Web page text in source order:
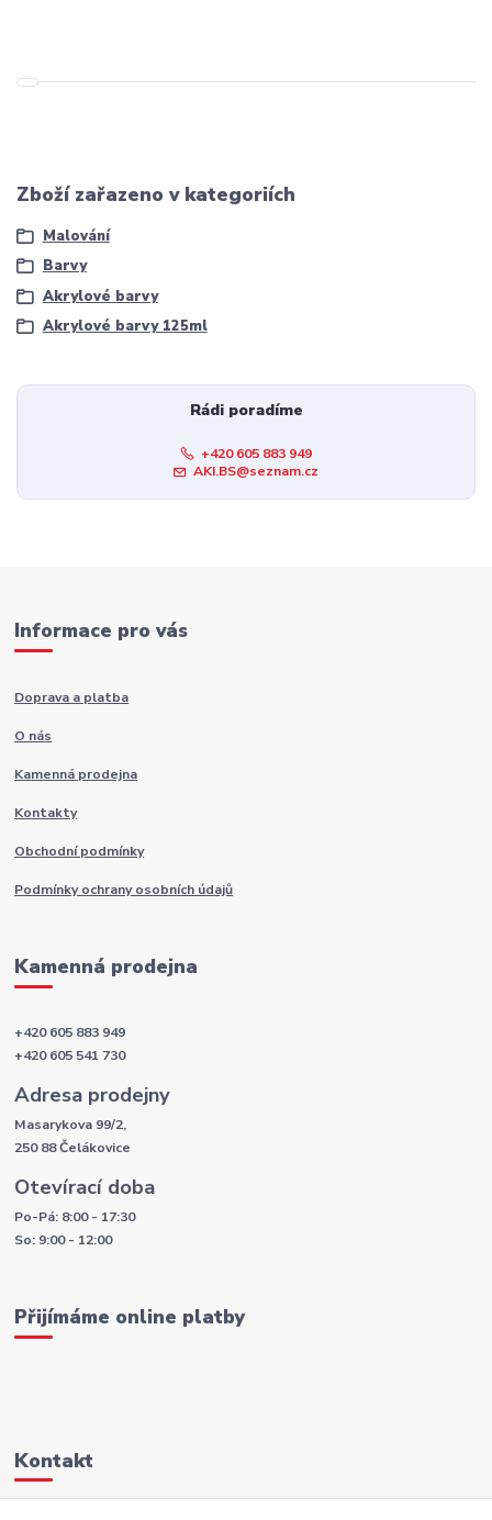
Zboží zařazeno v kategoriích
Malování
Barvy
Akrylové barvy
Akrylové barvy 125ml
Rádi poradíme
+420 605 883 949
AKI.BS@seznam.cz
Informace pro vás
Doprava a platba
O nás
Kamenná prodejna
Kontakty
Obchodní podmínky
Podmínky ochrany osobních údajů
Kamenná prodejna
+420 605 883 949
+420 605 541 730
Adresa prodejny
Masarykova 99/2,
250 88 Čelákovice
Otevírací doba
Po-Pá: 8:00 - 17:30
So: 9:00 - 12:00
Přijímáme online platby
Kontakt